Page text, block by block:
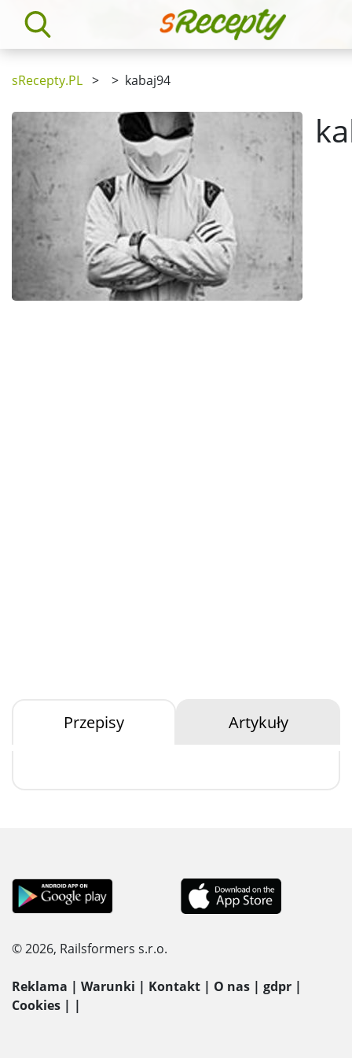
sRecepty.PL > > kabaj94
Przepisy Artykuły
© 2026, Railsformers s.r.o.
Reklama | Warunki | Kontakt | O nas | gdpr |
Cookies | |